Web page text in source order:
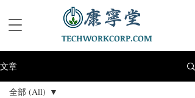
TECHWORKCORP.COM
文章
全部 (All)